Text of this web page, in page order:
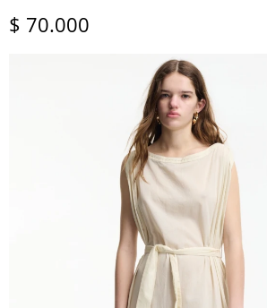
$ 70.000